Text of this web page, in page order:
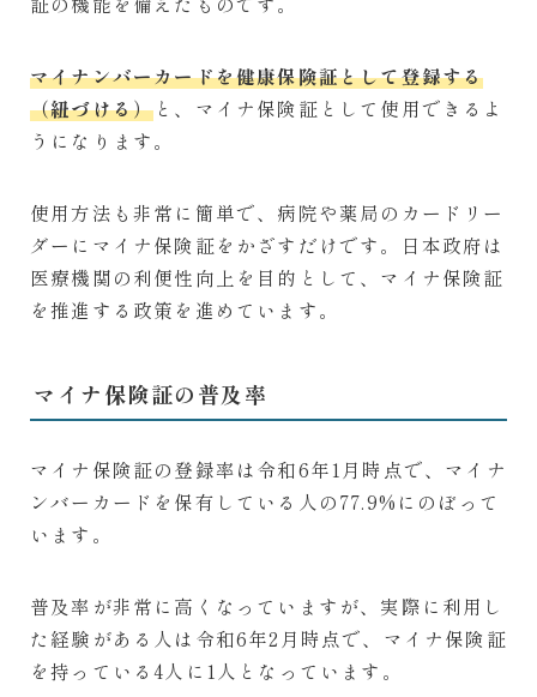
マイナンバーカードを健康保険証として登録する
（紐づける） と、マイナ保険証として使用できるよ
うになります。
使用方法も非常に簡単で、病院や薬局のカードリー
ダーにマイナ保険証をかざすだけです。日本政府は
医療機関の利便性向上を目的として、マイナ保険証
を推進する政策を進めています。
マイナ保険証の普及率
マイナ保険証の登録率は令和6年1月時点で、マイナ
ンバーカードを保有している人の77.9%にのぼって
います。
普及率が非常に高くなっていますが、実際に利用し
た経験がある人は令和6年2月時点で、マイナ保険証
を持っている4人に1人となっています。